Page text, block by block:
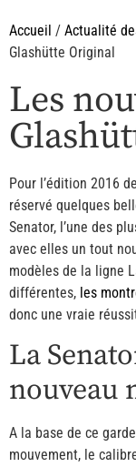
Accueil / Actualité
Glashütte Original
Les
Pour l’édition 2016
réservé quelques
Senator, l’une des
avec elles un tout
modèles de la ligne
différentes, les
donc une vraie
La
nouveau
A la base de ce
mouvement, le